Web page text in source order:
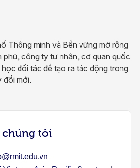
Thông minh và Bền vững mở rộng
phủ, công ty tư nhân, cơ quan quốc
đối tác để tạo ra tác động trong
đổi mới.
chúng tôi